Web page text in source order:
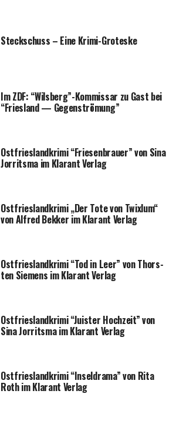
Steck­schuss – Eine Krimi-Groteske
Im ZDF: “Wilsberg”-Kommissar zu Gast bei
“Fries­land — Gegenströmung”
Ost­fries­land­kri­mi “Frie­sen­brau­er” von Sina
Jor­rit­s­ma im Klar­ant Verlag
Ost­fries­land­kri­mi „Der Tote von Twixlum“
von Alfred Bek­ker im Klar­ant Verlag
Ost­fries­land­kri­mi “Tod in Leer” von Thors­
ten Sie­mens im Klar­ant Verlag
Ost­fries­land­kri­mi “Juis­ter Hoch­zeit” von
Sina Jor­rit­s­ma im Klar­ant Verlag
Ost­fries­land­kri­mi “Insel­dra­ma” von Rita
Roth im Klar­ant Verlag